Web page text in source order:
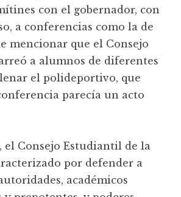
con el gobernador, con
a conferencias como la de
mencionar que el Consejo
a alumnos de diferentes
el polideportivo, que
parecía un acto
el Consejo Estudiantil de la
por defender a
académicos